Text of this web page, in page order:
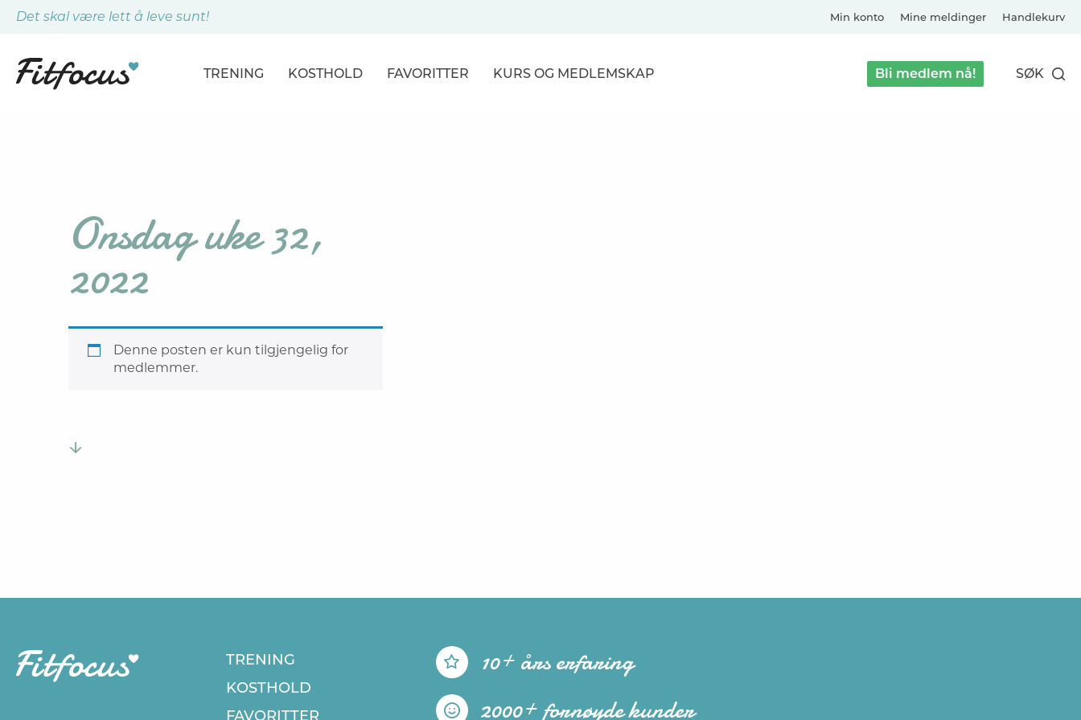
Det skal være lett å leve sunt! Min konto Mine meldinger Handlekurv
TRENING KOSTHOLD FAVORITTER KURS OG MEDLEMSKAP Bli medlem nå! SØK
Onsdag uke 32,
2022
Denne posten er kun tilgjengelig for
medlemmer.
TRENING
KOSTHOLD
FAVORITTER
10+ års erfaring
2000+ fornøyde kunder